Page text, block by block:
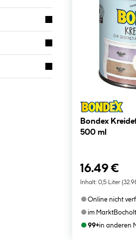
Bondex
500 ml
16.49 €
Inhalt: 0,5 Liter
●Online nicht
●im MarktBocholt
●99+in anderen